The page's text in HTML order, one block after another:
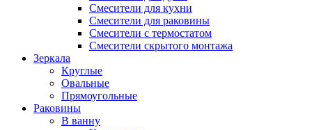
Смесители для кухни
Смесители для раковины
Смесители с термостатом
Смесители скрытого монтажа
Зеркала
Круглые
Овальные
Прямоугольные
Раковины
В ванну